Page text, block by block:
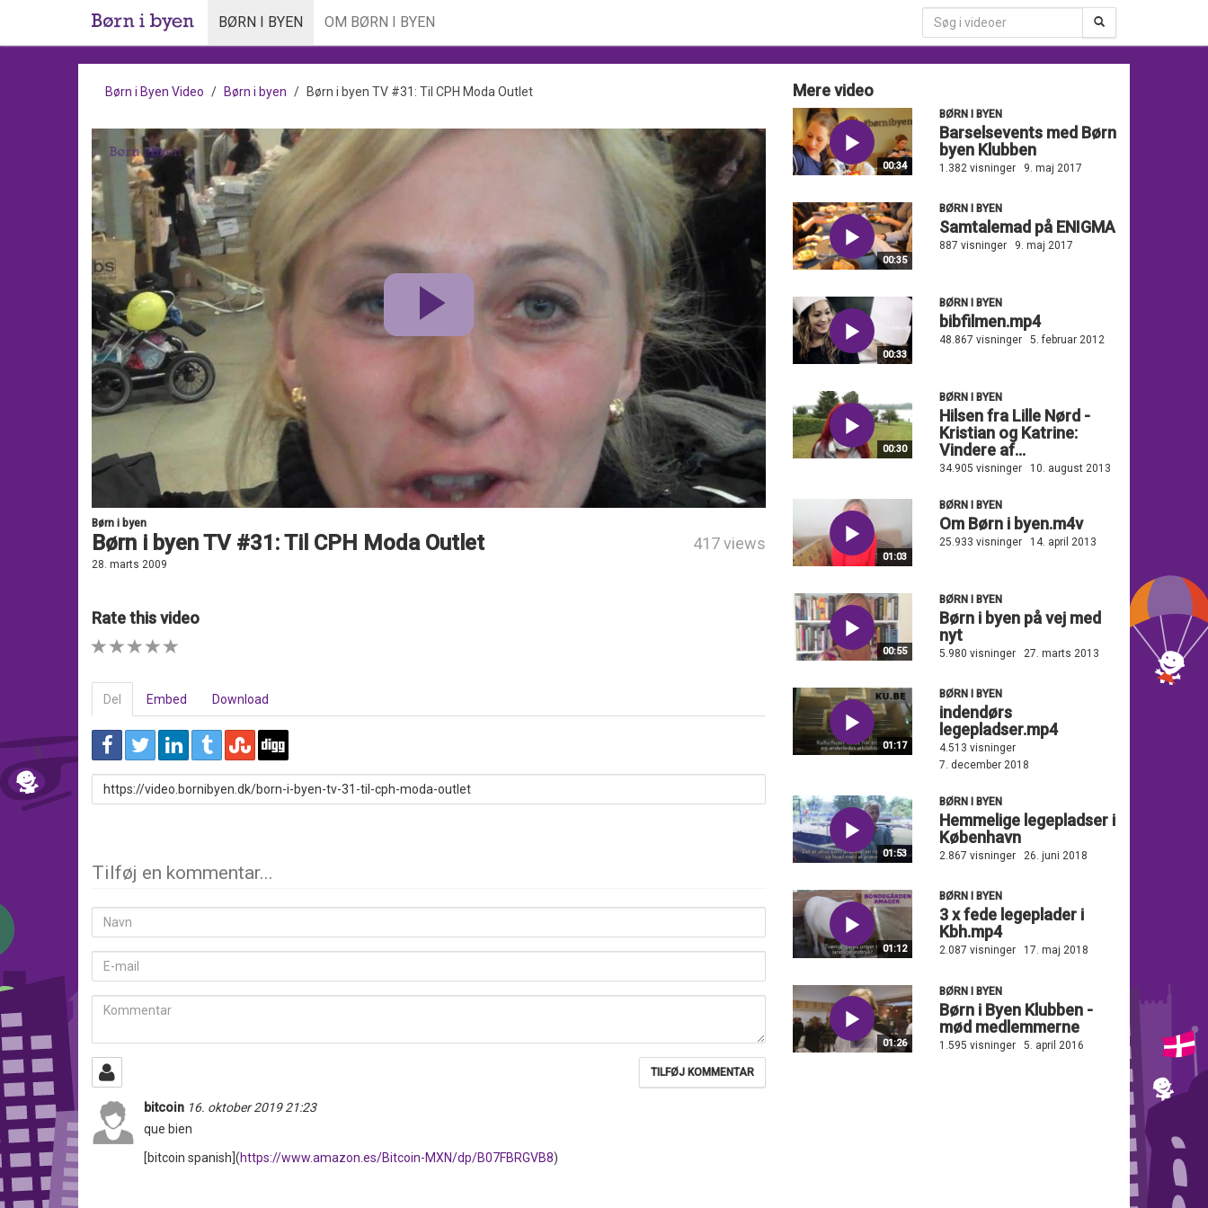
BØRN I BYEN OM BØRN I BYEN
Børn i Byen Video Børn i byen Børn i byen TV #31: Til CPH Moda Outlet
Børn i byen
Børn i byen TV #31: Til CPH Moda Outlet 417 views
28. marts 2009
Rate this video
Del Embed Download
URL
to
Tilføj en kommentar...
Navn
mail
Kommentar
bitcoin 16. oktober 2019 21:23
que bien
[bitcoin spanish](https://www.amazon.es/Bitcoin-MXN/dp/B07FBRGVB8)
Mere video
00:34
BØRN I BYEN
Barselsevents med Børn
byen Klubben
1.382 visninger 9. maj 2017
00:35
BØRN I BYEN
Samtalemad på ENIGMA
887 visninger 9. maj 2017
00:33
BØRN I BYEN
bibfilmen.mp4
48.867 visninger 5. februar 2012
00:30
BØRN I BYEN
Hilsen fra Lille Nørd -
Kristian og Katrine:
Vindere af...
34.905 visninger 10. august 2013
01:03
BØRN I BYEN
Om Børn i byen.m4v
25.933 visninger 14. april 2013
00:55
BØRN I BYEN
Børn i byen på vej med
nyt
5.980 visninger 27. marts 2013
01:17
BØRN I BYEN
indendørs
legepladser.mp4
4.513 visninger
7. december 2018
01:53
BØRN I BYEN
Hemmelige legepladser i
København
2.867 visninger 26. juni 2018
01:12
BØRN I BYEN
3 x fede legeplader i
Kbh.mp4
2.087 visninger 17. maj 2018
01:26
BØRN I BYEN
Børn i Byen Klubben -
mød medlemmerne
1.595 visninger 5. april 2016